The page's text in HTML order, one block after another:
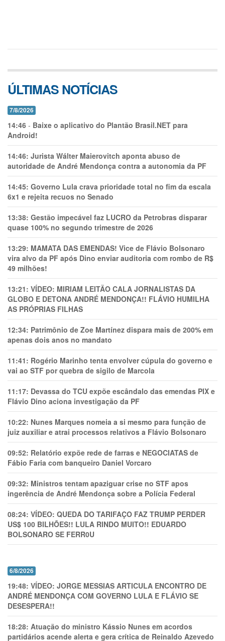
ÚLTIMAS NOTÍCIAS
7/8/2026
14:46 - Baixe o aplicativo do Plantão Brasil.NET para
Android!
14:46: Jurista Wálter Maierovitch aponta abuso de
autoridade de André Mendonça contra a autonomia da PF
14:45: Governo Lula crava prioridade total no fim da escala
6x1 e rejeita recuos no Senado
13:38: Gestão impecável faz LUCRO da Petrobras disparar
quase 100% no segundo trimestre de 2026
13:29: MAMATA DAS EMENDAS! Vice de Flávio Bolsonaro
vira alvo da PF após Dino enviar auditoria com rombo de R$
49 milhões!
13:21: VÍDEO: MIRIAM LEITÃO CALA JORNALISTAS DA
GLOBO E DETONA ANDRÉ MENDONÇA!! FLÁVIO HUMILHA
AS PRÓPRIAS FILHAS
12:34: Patrimônio de Zoe Martínez dispara mais de 200% em
apenas dois anos no mandato
11:41: Rogério Marinho tenta envolver cúpula do governo e
vai ao STF por quebra de sigilo de Marcola
11:17: Devassa do TCU expõe escândalo das emendas PIX e
Flávio Dino aciona investigação da PF
10:22: Nunes Marques nomeia a si mesmo para função de
juiz auxiliar e atrai processos relativos a Flávio Bolsonaro
09:52: Relatório expõe rede de farras e NEGOCIATAS de
Fábio Faria com banqueiro Daniel Vorcaro
09:32: Ministros tentam apaziguar crise no STF apos
ingerência de André Mendonça sobre a Polícia Federal
08:24: VÍDEO: QUEDA DO TARIFAÇO FAZ TRUMP PERDER
US$ 100 BILHÕES!! LULA RINDO MUITO!! EDUARDO
BOLSONARO SE FERR0U
6/8/2026
19:48: VÍDEO: JORGE MESSIAS ARTICULA ENCONTRO DE
ANDRÉ MENDONÇA COM GOVERNO LULA E FLÁVIO SE
DESESPERA!!
18:28: Atuação do ministro Kássio Nunes em acordos
partidários acende alerta e gera crítica de Reinaldo Azevedo